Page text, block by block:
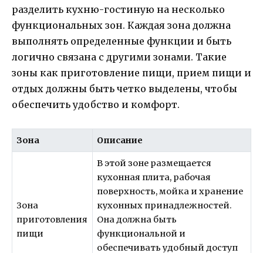
разделить кухню-гостиную на несколько
функциональных зон. Каждая зона должна
выполнять определенные функции и быть
логично связана с другими зонами. Такие
зоны как приготовление пищи, прием пищи и
отдых должны быть четко выделены, чтобы
обеспечить удобство и комфорт.
Зона Описание
Зона
приготовления
пищи
В этой зоне размещается
кухонная плита, рабочая
поверхность, мойка и хранение
кухонных принадлежностей.
Она должна быть
функциональной и
обеспечивать удобный доступ